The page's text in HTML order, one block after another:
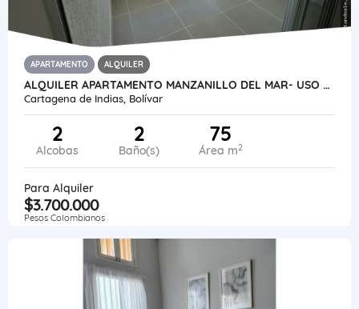
APARTAMENTO ALQUILER
ALQUILER APARTAMENTO MANZANILLO DEL MAR- USO MIXTO -CARTAGENA- COL
Cartagena de Indias, Bolívar
2
Alcobas
2
Baño(s)
75
Área m2
Para Alquiler
$3.700.000
Pesos Colombianos